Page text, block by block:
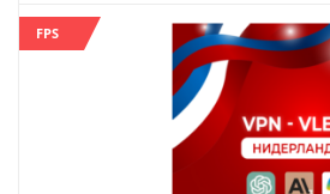
FPS